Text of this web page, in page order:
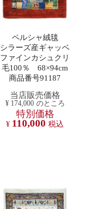
ペルシャ絨毯
シラーズ産ギャッベ
ファインカシュクリ
毛100％ 68×94cm
商品番号91187
当店販売価格
¥ 174,000 のところ
特別価格
¥ 110,000 税込